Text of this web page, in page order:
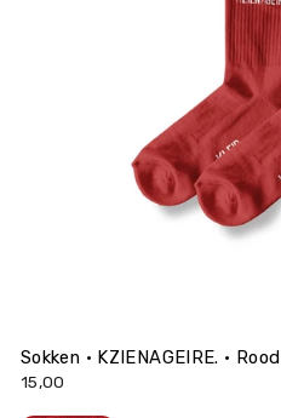
Sokken • KZIENAGEIRE. • Rood
15,00